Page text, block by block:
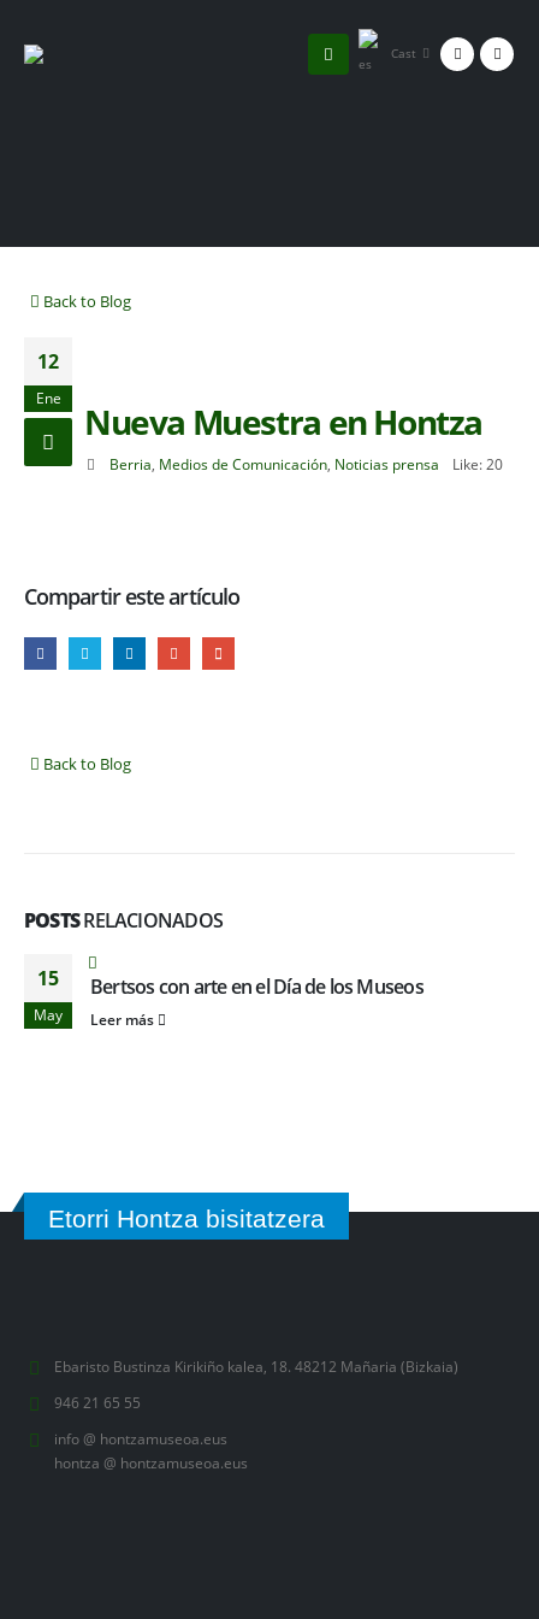
Cast
Back to Blog
12
Ene
Nueva Muestra en Hontza
Berria Medios de Comunicación, Noticias prensa Like: 20
Compartir este artículo
Back to Blog
POSTSRELACIONADOS
15
May
Bertsos con arte en el Día de los Museos
Leer más
Etorri Hontza bisitatzera
Ebaristo Bustinza Kirikiño kalea, 18. 48212 Mañaria (Bizkaia)
946 21 65 55
info @ hontzamuseoa.eus
hontza @ hontzamuseoa.eus